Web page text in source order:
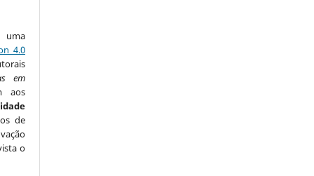
uma
4.0
em
aos
de
o